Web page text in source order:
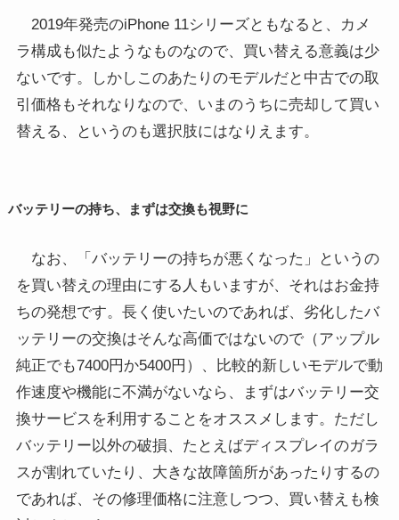
2019年発売のiPhone 11シリーズともなると、カメ
ラ構成も似たようなものなので、買い替える意義は少
ないです。しかしこのあたりのモデルだと中古での取
引価格もそれなりなので、いまのうちに売却して買い
替える、というのも選択肢にはなりえます。
バッテリーの持ち、まずは交換も視野に
なお、「バッテリーの持ちが悪くなった」というの
を買い替えの理由にする人もいますが、それはお金持
ちの発想です。長く使いたいのであれば、劣化したバ
ッテリーの交換はそんな高価ではないので（アップル
純正でも7400円か5400円）、比較的新しいモデルで動
作速度や機能に不満がないなら、まずはバッテリー交
換サービスを利用することをオススメします。ただし
バッテリー以外の破損、たとえばディスプレイのガラ
スが割れていたり、大きな故障箇所があったりするの
であれば、その修理価格に注意しつつ、買い替えも検